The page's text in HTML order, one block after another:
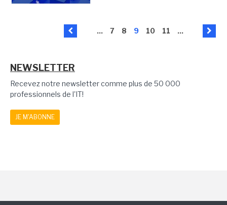
... 7 8 9 10 11 ...
NEWSLETTER
Recevez notre newsletter comme plus de 50 000
professionnels de l'IT!
JE M'ABONNE